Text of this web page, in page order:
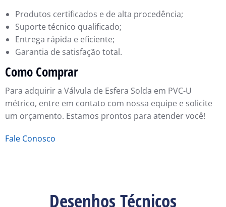
Produtos certificados e de alta procedência;
Suporte técnico qualificado;
Entrega rápida e eficiente;
Garantia de satisfação total.
Como Comprar
Para adquirir a Válvula de Esfera Solda em PVC-U
métrico, entre em contato com nossa equipe e solicite
um orçamento. Estamos prontos para atender você!
Fale Conosco
Desenhos Técnicos